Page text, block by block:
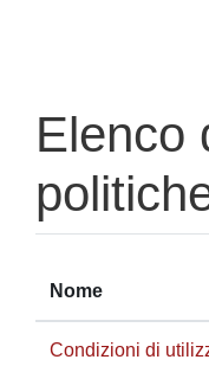
Elenco
Nome
Condizioni di